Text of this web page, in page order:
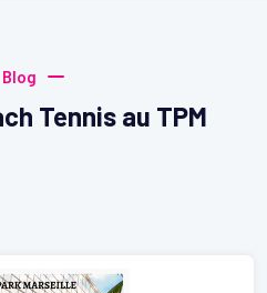
Blog
Tennis au TPM